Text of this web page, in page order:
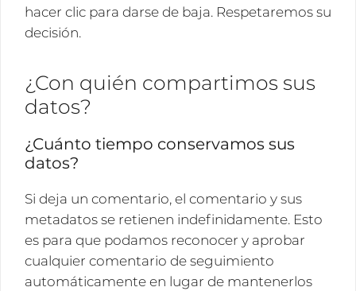
hacer clic para darse de baja. Respetaremos su
decisión.
¿Con quién compartimos sus
datos?
¿Cuánto tiempo conservamos sus
datos?
Si deja un comentario, el comentario y sus
metadatos se retienen indefinidamente. Esto
es para que podamos reconocer y aprobar
cualquier comentario de seguimiento
automáticamente en lugar de mantenerlos